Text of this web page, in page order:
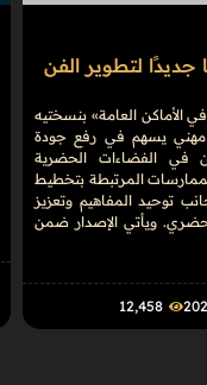
لتطوير الفن
الأماكن العامة» بنسختيه
مهني يسهم في رفع جودة
في الفضاءات الحضرية
المرتبطة بتخطيط
توحيد المفاهيم وتعزيز
ويأتي الإصدار ضمن
12٬458